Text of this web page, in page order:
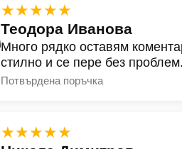
★★★★★
Теодора Иванова
Много рядко оставям
стилно и се пере без проблем.
Потвърдена поръчка
★★★★★